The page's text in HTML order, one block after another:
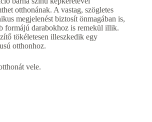
otthonának. A vastag, szögletes
megjelenést biztosít önmagában is,
formájú darabokhoz is remekül illik.
tökéletesen illeszkedik egy
otthonhoz.
vele.